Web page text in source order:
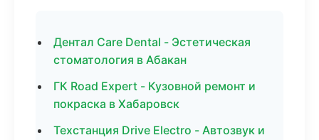
Дентал Care Dental - Эстетическая
стоматология в Абакан
ГК Road Expert - Кузовной ремонт и
покраска в Хабаровск
Техстанция Drive Electro - Автозвук и